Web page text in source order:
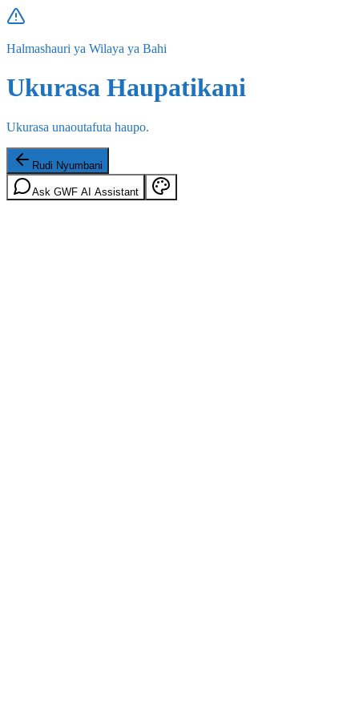
Halmashauri ya Wilaya ya Bahi
Ukurasa Haupatikani
Ukurasa unaoutafuta haupo.
Rudi Nyumbani
Ask GWF AI Assistant